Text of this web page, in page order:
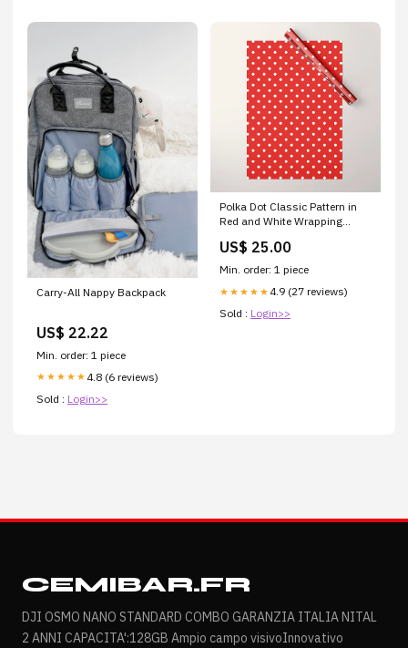
Carry-All Nappy Backpack
US$ 22.22
Min. order: 1 piece
★★★★★ 4.8 (6 reviews)
Sold : Login>>
Polka Dot Classic Pattern in
Red and White Wrapping
US$ 25.00
Min. order: 1 piece
★★★★★ 4.9 (27 reviews)
Sold : Login>>
CEMIBAR.FR
DJI OSMO NANO STANDARD COMBO GARANZIA ITALIA NITAL
2 ANNI CAPACITA':128GB Ampio campo visivoInnovativo